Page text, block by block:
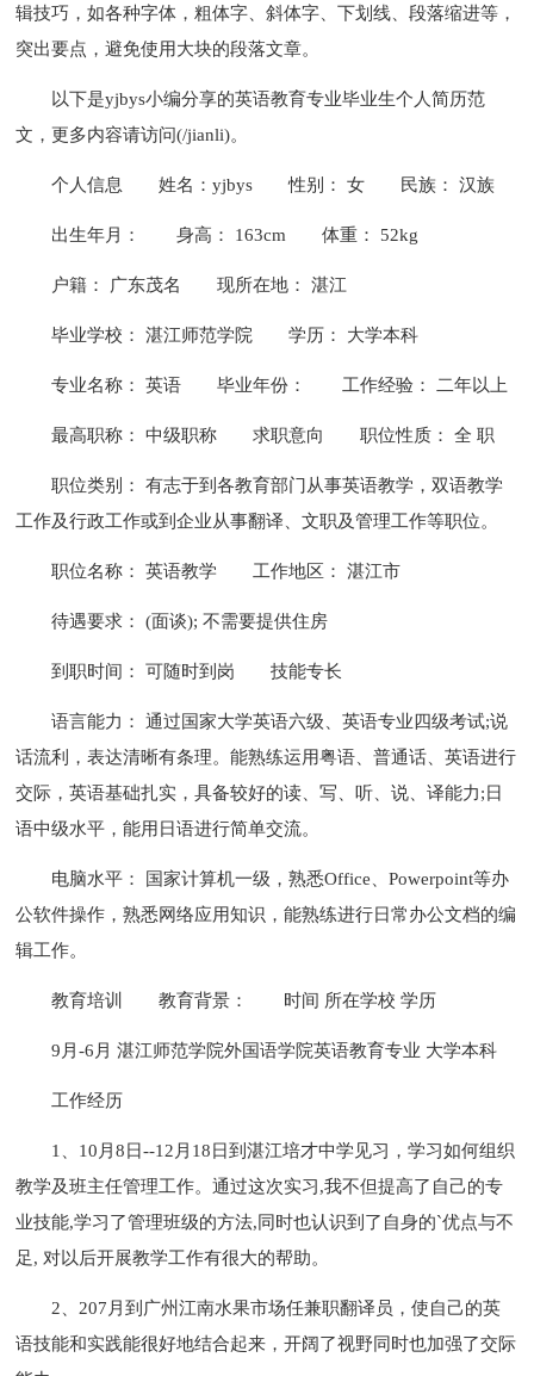
辑技巧，如各种字体，粗体字、斜体字、下划线、段落缩进等，
突出要点，避免使用大块的段落文章。
以下是yjbys小编分享的英语教育专业毕业生个人简历范
文，更多内容请访问(/jianli)。
个人信息 姓名：yjbys 性别： 女 民族： 汉族
出生年月： 身高： 163cm 体重： 52kg
户籍： 广东茂名 现所在地： 湛江
毕业学校： 湛江师范学院 学历： 大学本科
专业名称： 英语 毕业年份： 工作经验： 二年以上
最高职称： 中级职称 求职意向 职位性质： 全 职
职位类别： 有志于到各教育部门从事英语教学，双语教学
工作及行政工作或到企业从事翻译、文职及管理工作等职位。
职位名称： 英语教学 工作地区： 湛江市
待遇要求： (面谈); 不需要提供住房
到职时间： 可随时到岗 技能专长
语言能力： 通过国家大学英语六级、英语专业四级考试;说
话流利，表达清晰有条理。能熟练运用粤语、普通话、英语进行
交际，英语基础扎实，具备较好的读、写、听、说、译能力;日
语中级水平，能用日语进行简单交流。
电脑水平： 国家计算机一级，熟悉Office、Powerpoint等办
公软件操作，熟悉网络应用知识，能熟练进行日常办公文档的编
辑工作。
教育培训 教育背景： 时间 所在学校 学历
9月-6月 湛江师范学院外国语学院英语教育专业 大学本科
工作经历
1、10月8日--12月18日到湛江培才中学见习，学习如何组织
教学及班主任管理工作。通过这次实习,我不但提高了自己的专
业技能,学习了管理班级的方法,同时也认识到了自身的`优点与不
足, 对以后开展教学工作有很大的帮助。
2、207月到广州江南水果市场任兼职翻译员，使自己的英
语技能和实践能很好地结合起来，开阔了视野同时也加强了交际